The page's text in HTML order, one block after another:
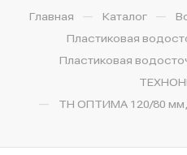
Главная — Каталог —
Пластиковая
Пластиковая
— ТН ОПТИМА 120/80 мм,